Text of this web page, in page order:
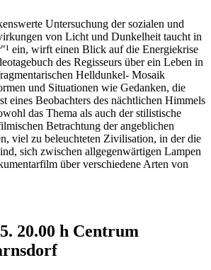
Untersuchung der sozialen und
von Licht und Dunkelheit taucht in
ein, wirft einen Blick auf die Energiekrise
des Regisseurs über ein Leben in
Helldunkel- Mosaik
und Situationen wie Gedanken, die
eines Beobachters des nächtlichen Himmels
das Thema als auch der stilistische
Betrachtung der angeblichen
viel zu beleuchteten Zivilisation, in der die
sich zwischen allgegenwärtigen Lampen
über verschiedene Arten von
20.00 h Centrum